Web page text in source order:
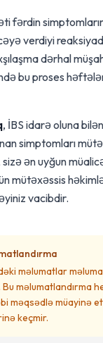
fərdin
verdiyi
dərhal
bu proses
, İBS idarə oluna
simptomları
sizə ən uyğun
mütəxəssis
vacibdir.
məlumatlar
məlumatlandırma
məqsədlə müayinə
keçmir.